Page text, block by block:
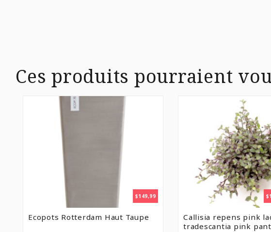
Ces produits pourraient
$149,99
Ecopots Rotterdam Haut Taupe
$
Callisia repens pink
tradescantia pink